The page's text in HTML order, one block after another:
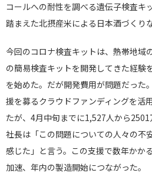
コールへの耐性を調べる遺伝子検査キ
踏まえた北摂産米による日本酒づくり
今回のコロナ検査キットは、熱帯地域
の簡易検査キットを開発してきた経験
を始めた。だが開発費用が問題だった
援を募るクラウドファンディングを活
たが、4月中旬までに1,527人から
社長は「この問題についての人々の不
感じた」と言う。この支援で数年かか
加速、年内の製造開始につながった。